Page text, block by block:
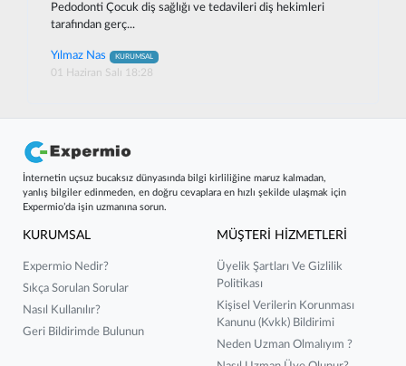
Pedodonti Çocuk diş sağlığı ve tedavileri diş hekimleri
tarafından gerç...
Yılmaz Nas KURUMSAL
01 Haziran Salı 18:28
İnternetin uçsuz bucaksız dünyasında bilgi kirliliğine maruz kalmadan,
yanlış bilgiler edinmeden, en doğru cevaplara en hızlı şekilde ulaşmak için
Expermio’da işin uzmanına sorun.
KURUMSAL
Expermio Nedir?
Sıkça Sorulan Sorular
Nasıl Kullanılır?
Geri Bildirimde Bulunun
MÜŞTERİ HİZMETLERİ
Üyelik Şartları Ve Gizlilik
Politikası
Kişisel Verilerin Korunması
Kanunu (kvkk) Bildirimi
Neden Uzman Olmalıyım ?